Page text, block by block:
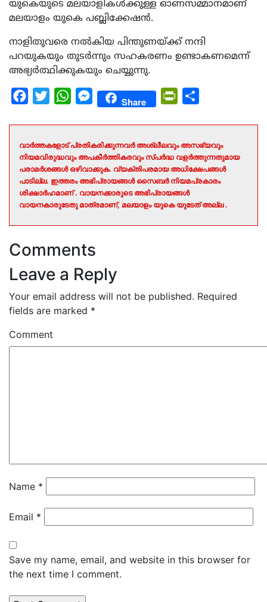
യുകെയുടെ മലയാളികൾക്കുള്ള ഓണസമ്മാനമാണ്
മലയാളം യുകെ പബ്ലിക്കേഷൻ.
നാളിതുവരെ നൽകിയ പിന്തുണയ്ക്ക് നന്ദി
പറയുകയും തുടർന്നും സഹകരണം ഉണ്ടാകണമെന്ന്
അഭ്യർത്ഥിക്കുകയും ചെയ്യുന്നു.
Facebook
Twitter WhatsAppMessengerShare PrintFriendly
വാർത്തകളോട് പ്രതികരിക്കുന്നവർ അശ്ലീലവും അസഭ്യവും
നിയമവിരുദ്ധവും അപകീർത്തികരവും സ്പർദ്ധ വളർത്തുന്നതുമായ
പരാമർശങ്ങൾ ഒഴിവാക്കുക. വ്യക്തിപരമായ അധിക്ഷേപങ്ങൾ
പാടില്ല. ഇത്തരം അഭിപ്രായങ്ങൾ സൈബർ നിയമപ്രകാരം
ശിക്ഷാർഹമാണ് . വായനക്കാരുടെ അഭിപ്രായങ്ങൾ
വായനകാരുടേതു മാത്രമാണ്, മലയാളം യുകെ യുടേത് അല്ല .
Comments
Leave a Reply
Your email address will not be published. Required
fields are marked *
Comment
Name *
Email *
Save my name, email, and website in this browser for
the next time I comment.